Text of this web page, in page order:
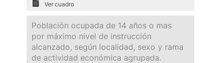
Ver cuadro
Población ocupada de 14 años o mas
por máximo nivel de instrucción
alcanzado, según localidad, sexo y rama
de actividad económica agrupada.